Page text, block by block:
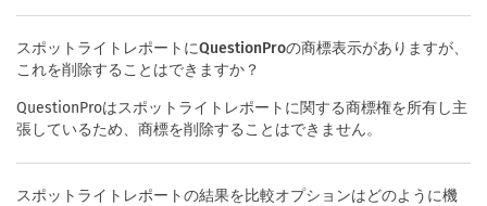
スポットライトレポートにQuestionProの商標表示がありますが、
これを削除することはできますか？
QuestionProはスポットライトレポートに関する商標権を所有し主
張しているため、商標を削除することはできません。
スポットライトレポートの結果を比較オプションはどのように機